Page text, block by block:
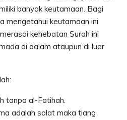
banyak keutamaan. Bagi
mengetahui keutamaan ini
kehebatan Surah ini
di dalam ataupun di luar
tanpa al-Fatihah.
adalah solat maka tiang